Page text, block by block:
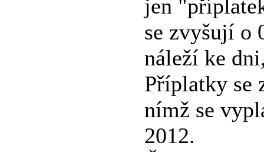
jen
se zvyšují o
náleží ke
Příplatky se
nímž se
2012.